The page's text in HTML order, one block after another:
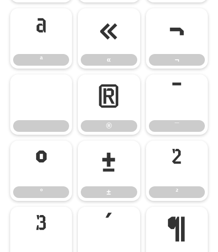
ª
ª
«
«
¬
¬
®
®
¯
¯
°
°
±
±
²
²
³ ´ ¶